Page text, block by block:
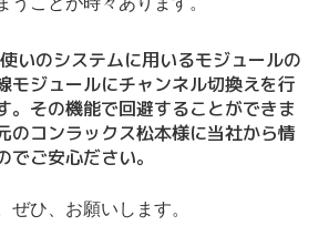
いのシステムに用いるモジュールの
モジュールにチャンネル切換えを行
。その機能で回避することができま
のコンラックス松本様に当社から情
ご安心ださい。
ぜひ、お願いします。